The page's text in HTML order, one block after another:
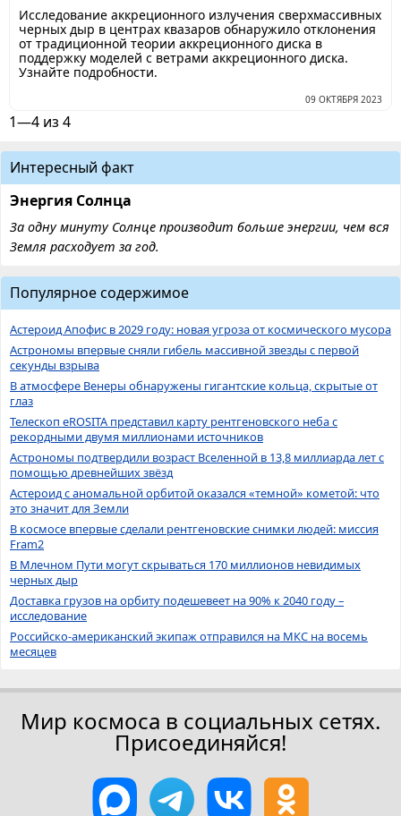
Исследование аккреционного излучения сверхмассивных
черных дыр в центрах квазаров обнаружило отклонения
от традиционной теории аккреционного диска в
поддержку моделей с ветрами аккреционного диска.
Узнайте подробности.
09 ОКТЯБРЯ 2023
1—4 из 4
Интересный факт
Энергия Солнца
За одну минуту Солнце производит больше энергии, чем вся
Земля расходует за год.
Популярное содержимое
Астероид Апофис в 2029 году: новая угроза от космического мусора
Астрономы впервые сняли гибель массивной звезды с первой
секунды взрыва
В атмосфере Венеры обнаружены гигантские кольца, скрытые от
глаз
Телескоп eROSITA представил карту рентгеновского неба с
рекордными двумя миллионами источников
Астрономы подтвердили возраст Вселенной в 13,8 миллиарда лет с
помощью древнейших звёзд
Астероид с аномальной орбитой оказался «темной» кометой: что
это значит для Земли
В космосе впервые сделали рентгеновские снимки людей: миссия
Fram2
В Млечном Пути могут скрываться 170 миллионов невидимых
черных дыр
Доставка грузов на орбиту подешевеет на 90% к 2040 году –
исследование
Российско-американский экипаж отправился на МКС на восемь
месяцев
Мир космоса в социальных сетях.
Присоединяйся!